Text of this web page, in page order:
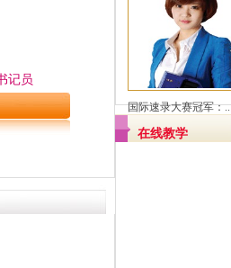
记员
国际速录大赛冠军：..
在线教学